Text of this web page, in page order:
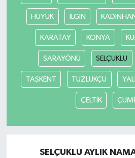
HÜYÜK ILGIN
KARATAY KONYA
SARAYÖNÜ SELÇUKLU
TAŞKENT TUZLUKÇU
ÇELTİK
SELÇUKLU AYLIK